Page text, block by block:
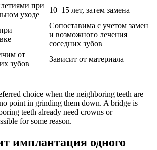
при
уходе
10–15 лет, затем замена
Сопоставима с учетом замен
и возможного лечения
соседних зубов
от
зубов
Зависит от материала
choice when the neighboring teeth are
point in grinding them down. A bridge is
teeth already need crowns or
for some reason.
имплантация одного